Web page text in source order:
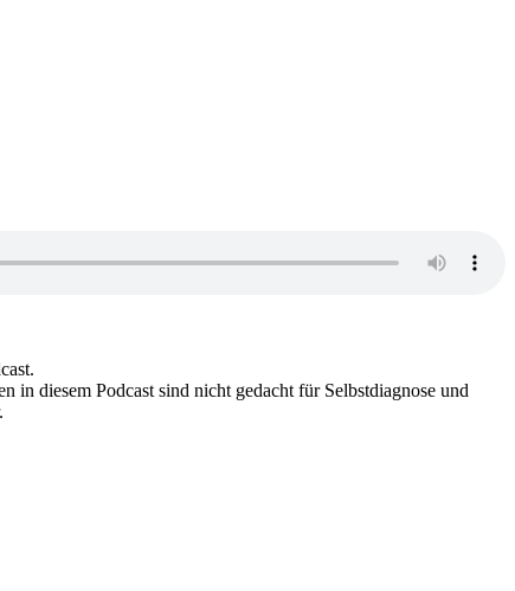
in diesem Podcast sind nicht gedacht für Selbstdiagnose und